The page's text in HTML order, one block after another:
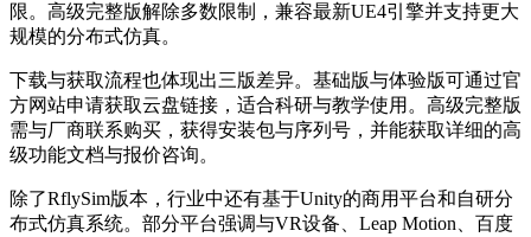
限。高级完整版解除多数限制，兼容最新UE4引擎并支持更大
规模的分布式仿真。
下载与获取流程也体现出三版差异。基础版与体验版可通过官
方网站申请获取云盘链接，适合科研与教学使用。高级完整版
需与厂商联系购买，获得安装包与序列号，并能获取详细的高
级功能文档与报价咨询。
除了RflySim版本，行业中还有基于Unity的商用平台和自研分
布式仿真系统。部分平台强调与VR设备、Leap Motion、百度